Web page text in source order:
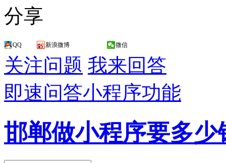
分享
QQ 新浪微博 微信
关注问题 我来回答
即速问答小程序功能
邯郸做小程序要多少